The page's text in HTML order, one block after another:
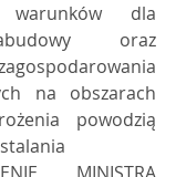
dla
oraz
na obszarach
powodzią